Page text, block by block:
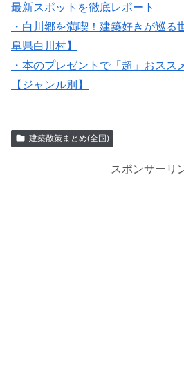
最新スポットを徹底レポート
・白川郷を満喫！建築好きが巡る
阜県白川村】
・本のプレゼントで「超」おスス
【ジャンル別】
建築散策まとめ(全国)
スポンサーリ